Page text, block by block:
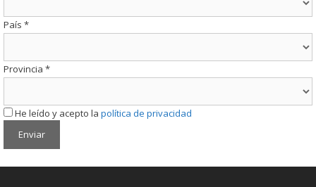
País *
Provincia *
He leído y acepto la política de privacidad